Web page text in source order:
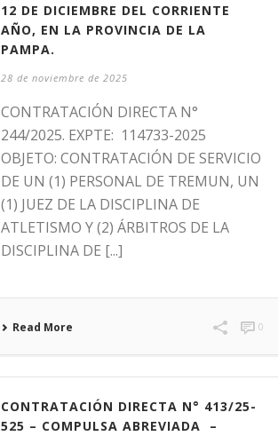
12 DE DICIEMBRE DEL CORRIENTE
AÑO, EN LA PROVINCIA DE LA
PAMPA.
28 de noviembre de 2025
CONTRATACIÓN DIRECTA N°
244/2025. EXPTE: 114733-2025
OBJETO: CONTRATACIÓN DE SERVICIO
DE UN (1) PERSONAL DE TREMUN, UN
(1) JUEZ DE LA DISCIPLINA DE
ATLETISMO Y (2) ÁRBITROS DE LA
DISCIPLINA DE [...]
Read More 0
CONTRATACIÓN DIRECTA N° 413/25-
525 – COMPULSA ABREVIADA –